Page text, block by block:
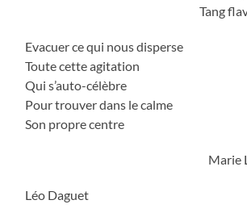
Tang
Evacuer ce qui nous disperse
Toute cette agitation
Qui s’auto-célèbre
Pour trouver dans le calme
Son propre centre
Marie
Léo Daguet